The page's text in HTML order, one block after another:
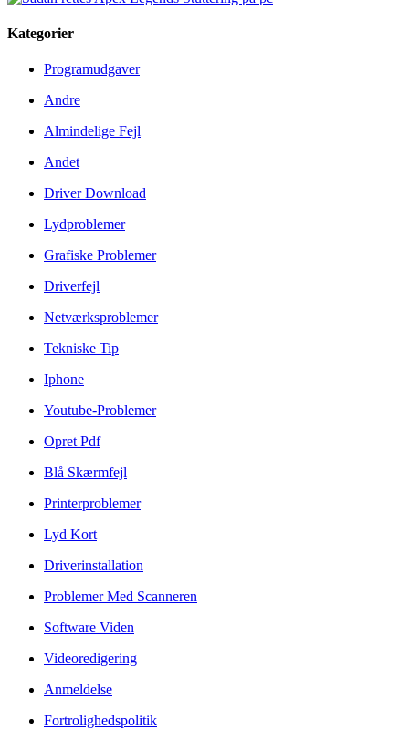
Kategorier
Programudgaver
Andre
Almindelige Fejl
Andet
Driver Download
Lydproblemer
Grafiske Problemer
Driverfejl
Netværksproblemer
Tekniske Tip
Iphone
Youtube-Problemer
Opret Pdf
Blå Skærmfejl
Printerproblemer
Lyd Kort
Driverinstallation
Problemer Med Scanneren
Software Viden
Videoredigering
Anmeldelse
Fortrolighedspolitik